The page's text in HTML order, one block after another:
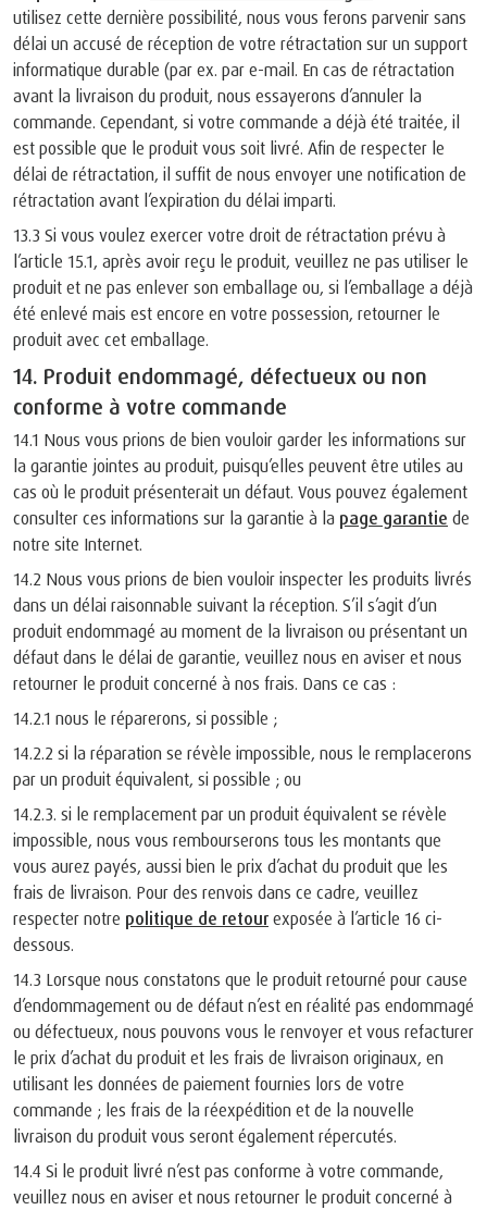
utilisez cette dernière possibilité, nous vous ferons parvenir sans
délai un accusé de réception de votre rétractation sur un support
informatique durable (par ex. par e-mail. En cas de rétractation
avant la livraison du produit, nous essayerons d’annuler la
commande. Cependant, si votre commande a déjà été traitée, il
est possible que le produit vous soit livré. Afin de respecter le
délai de rétractation, il suffit de nous envoyer une notification de
rétractation avant l’expiration du délai imparti.
13.3 Si vous voulez exercer votre droit de rétractation prévu à
l’article 15.1, après avoir reçu le produit, veuillez ne pas utiliser le
produit et ne pas enlever son emballage ou, si l’emballage a déjà
été enlevé mais est encore en votre possession, retourner le
produit avec cet emballage.
14. Produit endommagé, défectueux ou non
conforme à votre commande
14.1 Nous vous prions de bien vouloir garder les informations sur
la garantie jointes au produit, puisqu’elles peuvent être utiles au
cas où le produit présenterait un défaut. Vous pouvez également
consulter ces informations sur la garantie à la page garantie de
notre site Internet.
14.2 Nous vous prions de bien vouloir inspecter les produits livrés
dans un délai raisonnable suivant la réception. S’il s’agit d’un
produit endommagé au moment de la livraison ou présentant un
défaut dans le délai de garantie, veuillez nous en aviser et nous
retourner le produit concerné à nos frais. Dans ce cas :
14.2.1 nous le réparerons, si possible ;
14.2.2 si la réparation se révèle impossible, nous le remplacerons
par un produit équivalent, si possible ; ou
14.2.3. si le remplacement par un produit équivalent se révèle
impossible, nous vous rembourserons tous les montants que
vous aurez payés, aussi bien le prix d’achat du produit que les
frais de livraison. Pour des renvois dans ce cadre, veuillez
respecter notre politique de retour exposée à l’article 16 ci-
dessous.
14.3 Lorsque nous constatons que le produit retourné pour cause
d’endommagement ou de défaut n’est en réalité pas endommagé
ou défectueux, nous pouvons vous le renvoyer et vous refacturer
le prix d’achat du produit et les frais de livraison originaux, en
utilisant les données de paiement fournies lors de votre
commande ; les frais de la réexpédition et de la nouvelle
livraison du produit vous seront également répercutés.
14.4 Si le produit livré n’est pas conforme à votre commande,
veuillez nous en aviser et nous retourner le produit concerné à